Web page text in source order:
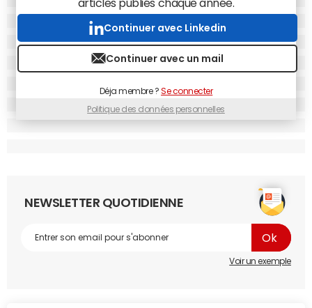
personnes habilitées.articles publiés chaque année.
Continuer avec Linkedin
Continuer avec un mail
Déja membre ?Se connecter
Politique des données personnelles
NEWSLETTER QUOTIDIENNE
Voir un exemple